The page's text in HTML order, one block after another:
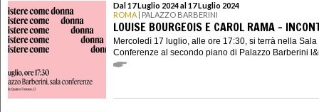
Dal 17 Luglio 2024 al 17 Luglio 2024
ROMA | PALAZZO BARBERINI
LOUISE BOURGEOIS E CAROL RAMA -
Mercoledì 17 luglio, alle ore 17:30, si terrà nella Sala
Conferenze al secondo piano di Palazzo Barberini